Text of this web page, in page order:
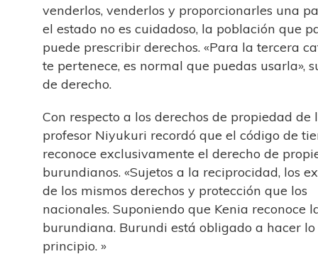
venderlos, venderlos y proporcionarles una
el estado no es cuidadoso, la población que
puede prescribir derechos. «Para la tercera
te pertenece, es normal que puedas usarla»,
de derecho.
Con respecto a los derechos de propiedad de
profesor Niyukuri recordó que el código de
reconoce exclusivamente el derecho de
burundianos. «Sujetos a la reciprocidad, los
de los mismos derechos y protección que los
nacionales. Suponiendo que Kenia reconoce
burundiana. Burundi está obligado a hacer
principio. »